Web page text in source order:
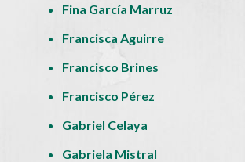
Fina García Marruz
Francisca Aguirre
Francisco Brines
Francisco Pérez
Gabriel Celaya
Gabriela Mistral